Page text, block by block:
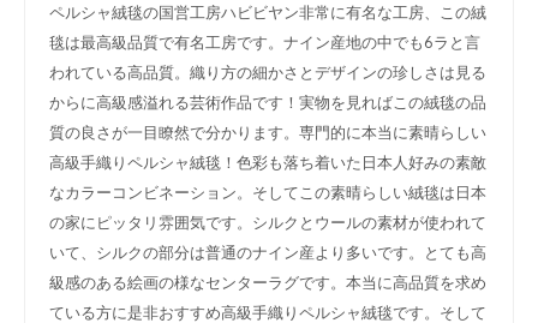
ペルシャ絨毯の国営工房ハビビヤン非常に有名な工房、この絨
毯は最高級品質で有名工房です。ナイン産地の中でも6ラと言
われている高品質。織り方の細かさとデザインの珍しさは見る
からに高級感溢れる芸術作品です！実物を見ればこの絨毯の品
質の良さが一目瞭然で分かります。専門的に本当に素晴らしい
高級手織りペルシャ絨毯！色彩も落ち着いた日本人好みの素敵
なカラーコンビネーション。そしてこの素晴らしい絨毯は日本
の家にピッタリ雰囲気です。シルクとウールの素材が使われて
いて、シルクの部分は普通のナイン産より多いです。とても高
級感のある絵画の様なセンターラグです。本当に高品質を求め
ている方に是非おすすめ高級手織りペルシャ絨毯です。そして